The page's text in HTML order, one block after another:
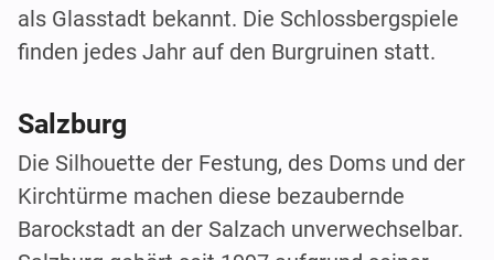
als Glasstadt bekannt. Die Schlossbergspiele
finden jedes Jahr auf den Burgruinen statt.
Salzburg
Die Silhouette der Festung, des Doms und der
Kirchtürme machen diese bezaubernde
Barockstadt an der Salzach unverwechselbar.